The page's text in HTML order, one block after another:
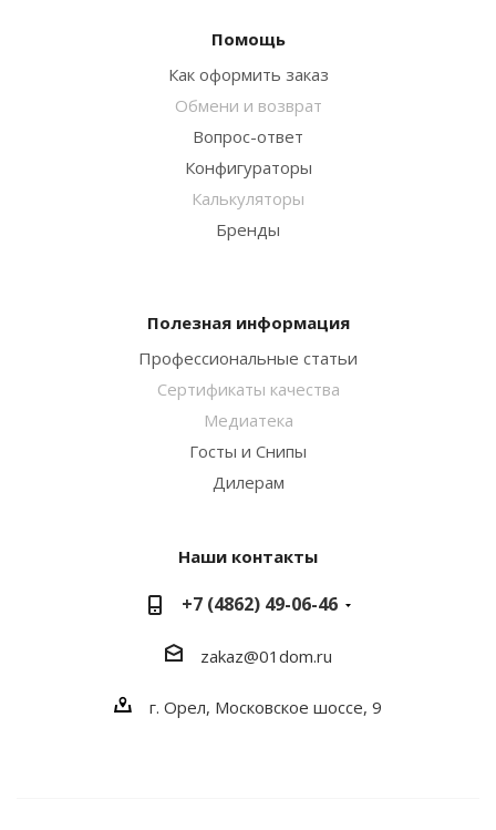
Помощь
Как оформить заказ
Обмени и возврат
Вопрос-ответ
Конфигураторы
Калькуляторы
Бренды
Полезная информация
Профессиональные статьи
Сертификаты качества
Медиатека
Госты и Снипы
Дилерам
Наши контакты
+7 (4862) 49-06-46
zakaz@01dom.ru
г. Орел, Московское шоссе, 9